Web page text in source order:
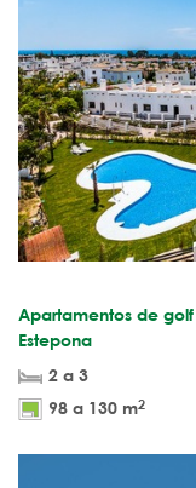
Apartamentos de
Estepona
2 a 3
98 a 130 m2